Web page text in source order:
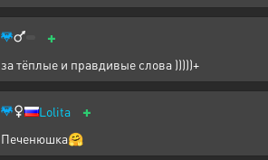
+
за тёплые и правдивые слова )))))+
Lolita +
Печенюшка🤗